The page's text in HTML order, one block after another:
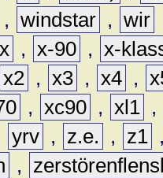
, windstar , wir
x , x-90 , x-
x2 , x3 , x4 ,
, xc90 , xl1 ,
yrv , z.e. , z1
,